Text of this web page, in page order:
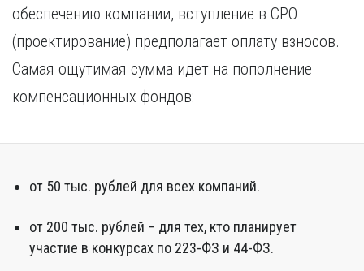
обеспечению компании, вступление в СРО
(проектирование) предполагает оплату взносов.
Самая ощутимая сумма идет на пополнение
компенсационных фондов:
от 50 тыс. рублей для всех компаний.
от 200 тыс. рублей – для тех, кто планирует
участие в конкурсах по 223-ФЗ и 44-ФЗ.